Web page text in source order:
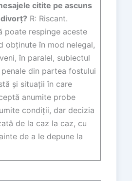
citite pe ascuns
R: Riscant.
poate respinge aceste
obținute în mod nelegal,
în paralel, subiectul
din partea fostului
și situații în care
anumite probe
condiții, dar decizia
de la caz la caz, cu
de a le depune la